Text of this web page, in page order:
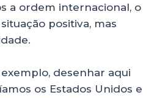
a ordem internacional, o
positiva, mas
desenhar aqui
os Estados Unidos e